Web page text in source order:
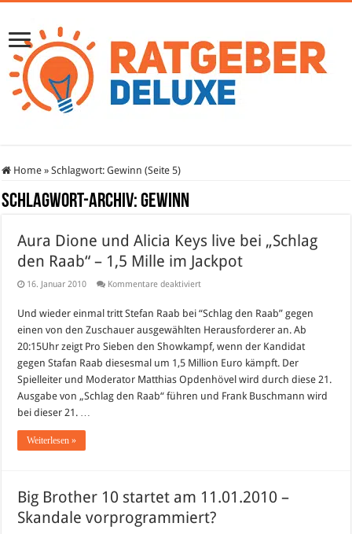
Home » Schlagwort:Gewinn (Seite 5)
Schlagwort-Archiv:Gewinn
Aura Dione und Alicia Keys live bei „Schlag
den Raab“ – 1,5 Mille im Jackpot
16. Januar 2010 Kommentare deaktiviertfür
und
Alicia
Keys
live
bei
„Schlag
den
Raab“
–
Und wieder einmal tritt Stefan Raab bei “Schlag den Raab” gegen
einen von den Zuschauer ausgewählten Herausforderer an. Ab
20:15Uhr zeigt Pro Sieben den Showkampf, wenn der Kandidat
gegen Stafan Raab diesesmal um 1,5 Million Euro kämpft. Der
Spielleiter und Moderator Matthias Opdenhövel wird durch diese 21.
Ausgabe von „Schlag den Raab“ führen und Frank Buschmann wird
bei dieser 21. …
Weiterlesen »
Big Brother 10 startet am 11.01.2010 –
Skandale vorprogrammiert?